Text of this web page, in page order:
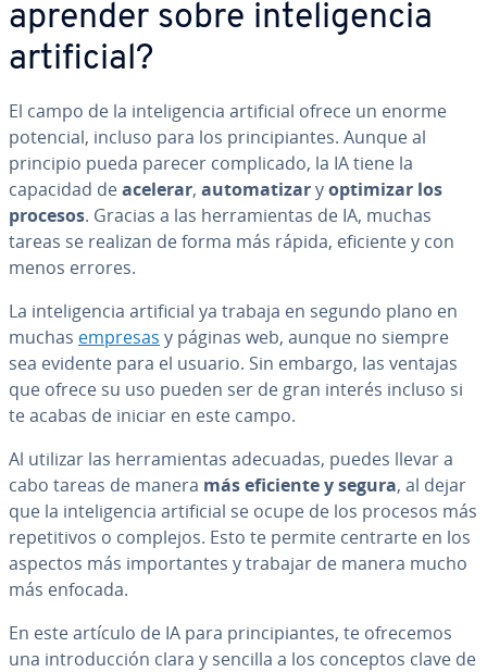
aprender sobre in­te­li­ge­n­cia
ar­ti­fi­cial?
El campo de la in­te­li­ge­n­cia ar­ti­fi­cial ofrece un enorme
potencial, incluso para los pri­n­ci­pia­n­tes. Aunque al
principio pueda parecer co­m­pli­ca­do, la IA tiene la
capacidad deacelerar, au­to­ma­ti­zaryoptimizar los
procesos. Gracias a las he­rra­mie­n­tas de IA, muchas
tareas se realizan de forma más rápida, eficiente y con
menos errores.
La in­te­li­ge­n­cia ar­ti­fi­cial ya trabaja en segundo plano en
muchas empresas y páginas web, aunque no siempre
sea evidente para el usuario. Sin embargo, las ventajas
que ofrece su uso pueden ser de gran interés incluso si
te acabas de iniciar en este campo.
Al utilizar las he­rra­mie­n­tas adecuadas, puedes llevar a
cabo tareas de manera más eficiente y segura, al dejar
que la in­te­li­ge­n­cia ar­ti­fi­cial se ocupe de los procesos más
re­pe­ti­ti­vos o complejos. Esto te permite centrarte en los
aspectos más im­po­r­ta­n­tes y trabajar de manera mucho
más enfocada.
En este artículo de IA para pri­n­ci­pia­n­tes, te ofrecemos
una in­tro­du­c­ción clara y sencilla a los conceptos clave de